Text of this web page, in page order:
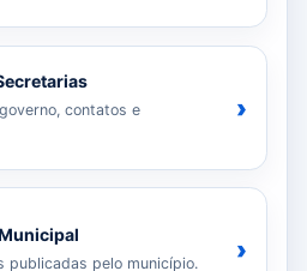
contatos e
›
publicadas pelo município. ›